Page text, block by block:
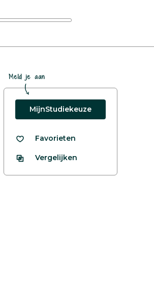
Meld je aan
MijnStudiekeuze
Favorieten
Vergelijken